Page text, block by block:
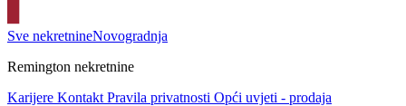
Sve nekretnineNovogradnja
Remington nekretnine
Karijere Kontakt Pravila privatnosti Opći uvjeti - prodaja